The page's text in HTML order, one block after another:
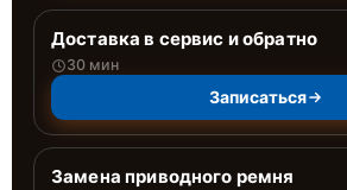
Доставка в сервис и обратно
30 мин
Записаться
Замена приводного ремня